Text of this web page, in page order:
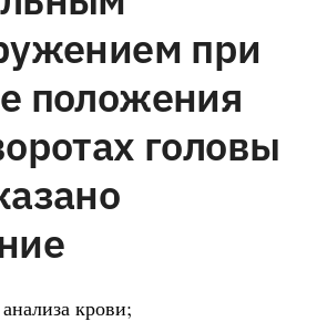
при
положения
головы
крови;